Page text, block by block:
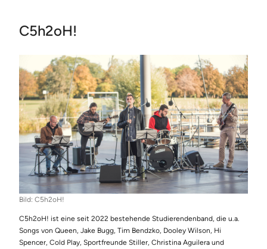
C5h2oH!
Bild: C5h2oH!
C5h2oH! ist eine seit 2022 bestehende Studierendenband, die u.a.
Songs von Queen, Jake Bugg, Tim Bendzko, Dooley Wilson, Hi
Spencer, Cold Play, Sportfreunde Stiller, Christina Aguilera und